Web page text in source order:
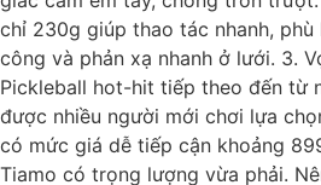
chỉ 230g giúp thao tác nhanh,
công và phản xạ nhanh ở lưới. 3.
Pickleball hot-hit tiếp theo đến từ
được nhiều người mới chơi lựa
có mức giá dễ tiếp cận khoảng
Tiamo có trọng lượng vừa phải.